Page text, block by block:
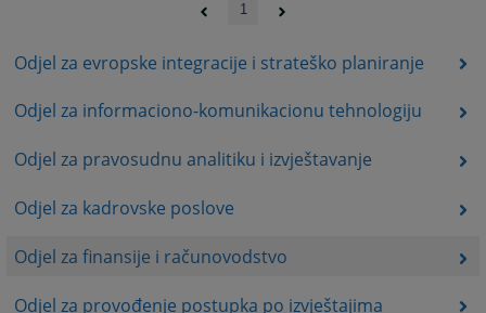
Odjel za evropske integracije i strateško planiranje
Odjel za informaciono-komunikacionu tehnologiju
Odjel za pravosudnu analitiku i izvještavanje
Odjel za kadrovske poslove
Odjel za finansije i računovodstvo
Odjel za provođenje postupka po izvještajima
1